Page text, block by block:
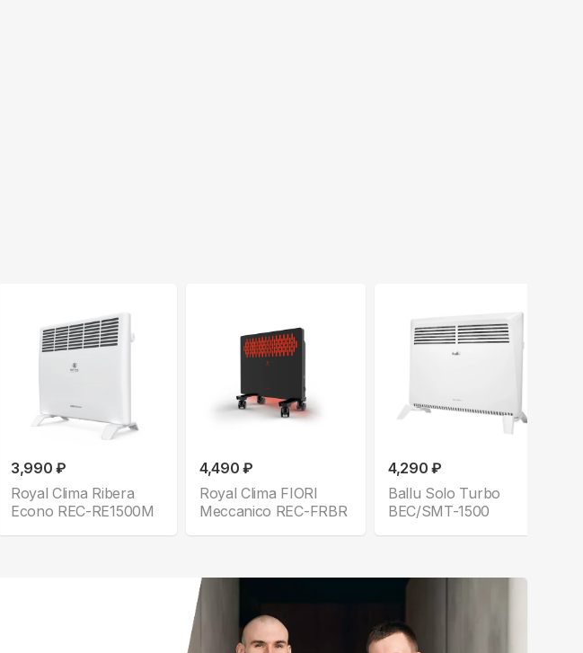
3,990 ₽
Royal Clima Ribera
Econo REC-RE1500M
4,490 ₽
Royal Clima FIORI
Meccanico REC-FRBR
4,290 ₽
Ballu Solo Turbo
BEC/SMT-1500